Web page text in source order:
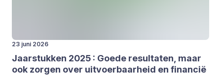
23 juni 2026
Jaar­stuk­ken 2025 : Goe­de resul­ta­ten, maar
ook zor­gen over uit­voer­baar­heid en finan­cië